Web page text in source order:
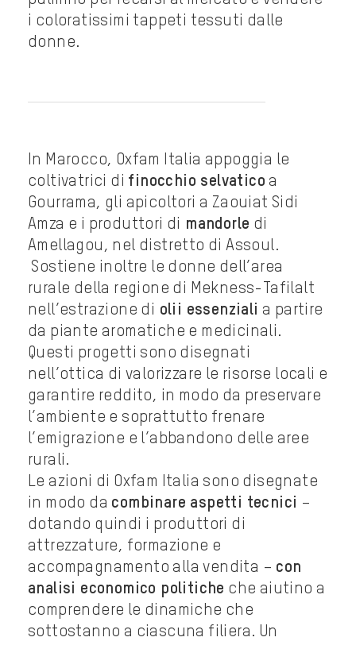
i coloratissimi tappeti tessuti dalle
donne.
In Marocco, Oxfam Italia appoggia le
coltivatrici di finocchio selvatico a
Gourrama, gli apicoltori a Zaouiat Sidi
Amza e i produttori di mandorle di
Amellagou, nel distretto di Assoul.
Sostiene inoltre le donne dell’area
rurale della regione di Mekness-Tafilalt
nell’estrazione di olii essenziali a partire
da piante aromatiche e medicinali.
Questi progetti sono disegnati
nell’ottica di valorizzare le risorse locali e
garantire reddito, in modo da preservare
l’ambiente e soprattutto frenare
l’emigrazione e l’abbandono delle aree
rurali.
Le azioni di Oxfam Italia sono disegnate
in modo da combinare aspetti tecnici –
dotando quindi i produttori di
attrezzature, formazione e
accompagnamento alla vendita – con
analisi economico politiche che aiutino a
comprendere le dinamiche che
sottostanno a ciascuna filiera. Un